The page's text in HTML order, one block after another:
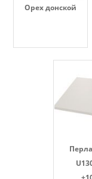
Орех донской